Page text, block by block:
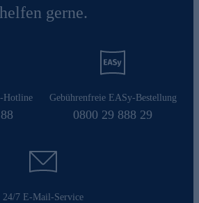
helfen gerne.
Hotline Gebührenfreie EASy-Bestellung
0800 29 888 29
24/7 E-Mail-Service